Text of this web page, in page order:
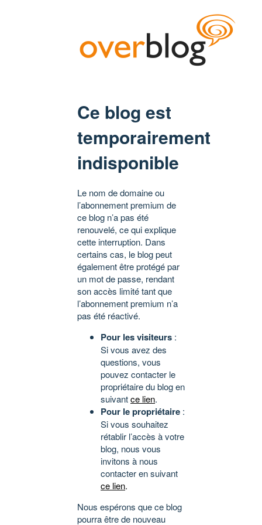
Ce blog est
temporairement
indisponible
Le nom de domaine ou
l’abonnement premium de
ce blog n’a pas été
renouvelé, ce qui explique
cette interruption. Dans
certains cas, le blog peut
également être protégé par
un mot de passe, rendant
son accès limité tant que
l’abonnement premium n’a
pas été réactivé.
Pour les visiteurs :
Si vous avez des
questions, vous
pouvez contacter le
propriétaire du blog en
suivantce lien.
Pour le propriétaire :
Si vous souhaitez
rétablir l’accès à votre
blog, nous vous
invitons à nous
contacter en suivant
ce lien.
Nous espérons que ce blog
pourra être de nouveau